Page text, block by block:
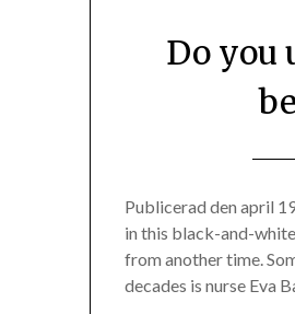
Do you
Publicerad den april
in this black-and-
from another time.
decades is nurse Eva